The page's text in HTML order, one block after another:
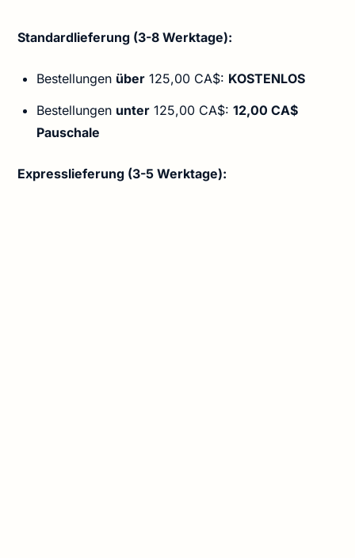
Standardlieferung (3-8 Werktage):
Bestellungen über 125,00 CA$: KOSTENLOS
Bestellungen unter 125,00 CA$:12,00 CA$
Pauschale
Expresslieferung (3-5 Werktage):